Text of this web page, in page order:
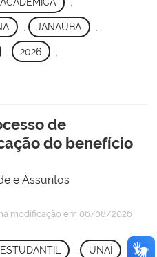
JANAÚBA
2026
de
do benefício
e Assuntos
modificação em 06/08/2026
UNAÍ